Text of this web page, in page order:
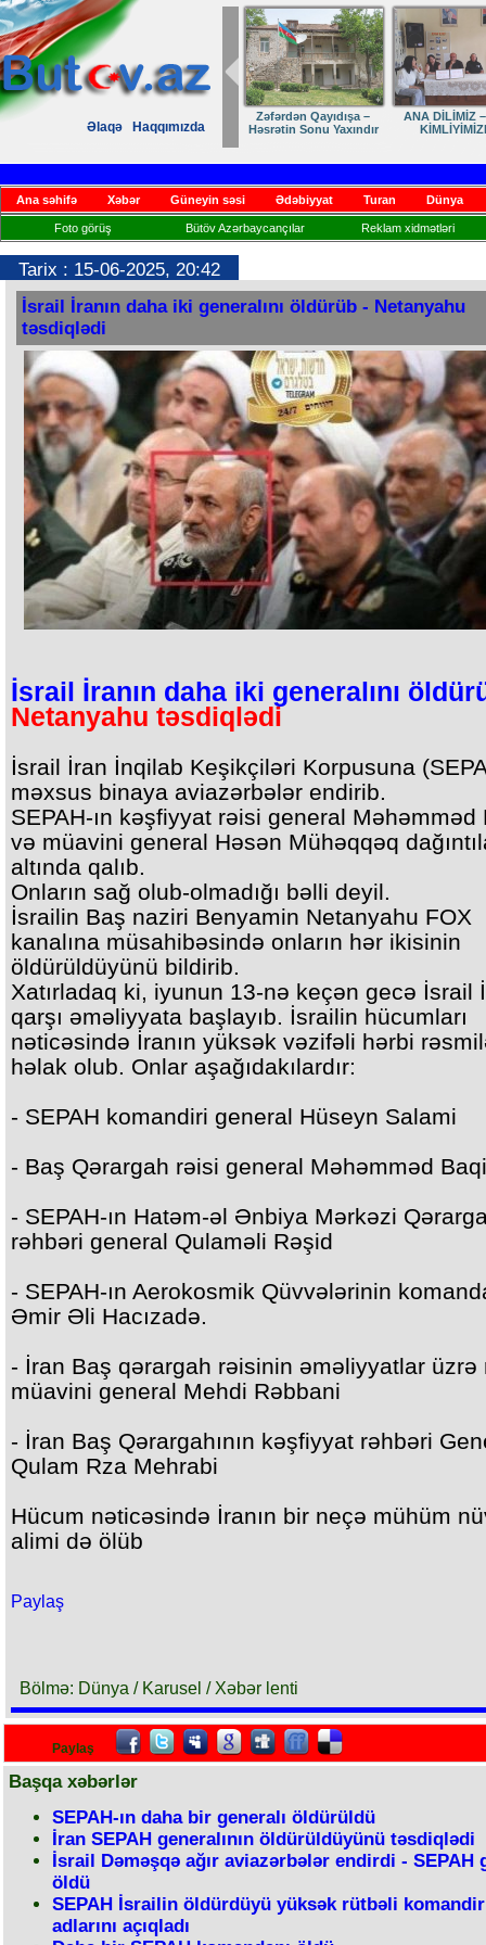
Əlaqə Haqqımızda
Zəfərdən Qayıdışa –
Həsrətin Sonu Yaxındır
ANA DİLİMİZ
Ana səhifə Xəbər Güneyin səsi Ədəbiyyat Turan Dünya
Foto görüş Bütöv Azərbaycançılar Reklam xidmətləri
Tarix : 15-06-2025, 20:42
İsrail İranın daha iki generalını öldürüb - Netanyahu
təsdiqlədi
İsrail İranın daha iki generalını
Netanyahu təsdiqlədi
İsrail İran İnqilab Keşikçiləri Korpusuna
məxsus binaya aviazərbələr endirib.
SEPAH-ın kəşfiyyat rəisi general Məhəmməd
və müavini general Həsən Mühəqqəq
altında qalıb.
Onların sağ olub-olmadığı bəlli deyil.
İsrailin Baş naziri Benyamin Netanyahu FOX
kanalına müsahibəsində onların hər ikisinin
öldürüldüyünü bildirib.
Xatırladaq ki, iyunun 13-nə keçən gecə İsrail
qarşı əməliyyata başlayıb. İsrailin hücumları
nəticəsində İranın yüksək vəzifəli hərbi
həlak olub. Onlar aşağıdakılardır:
- SEPAH komandiri general Hüseyn Salami
- Baş Qərargah rəisi general Məhəmməd
- SEPAH-ın Hatəm-əl Ənbiya Mərkəzi
rəhbəri general Qulaməli Rəşid
- SEPAH-ın Aerokosmik Qüvvələrinin
Əmir Əli Hacızadə.
- İran Baş qərargah rəisinin əməliyyatlar üzrə
müavini general Mehdi Rəbbani
- İran Baş Qərargahının kəşfiyyat rəhbəri
Qulam Rza Mehrabi
Hücum nəticəsində İranın bir neçə mühüm
alimi də ölüb
Paylaş
Bölmə: Dünya / Karusel / Xəbər lenti
Paylaş
Başqa xəbərlər
SEPAH-ın daha bir generalı öldürüldü
İran SEPAH generalının öldürüldüyünü təsdiqlədi
İsrail Dəməşqə ağır aviazərbələr endirdi - SEPAH
öldü
SEPAH İsrailin öldürdüyü yüksək rütbəli
adlarını açıqladı